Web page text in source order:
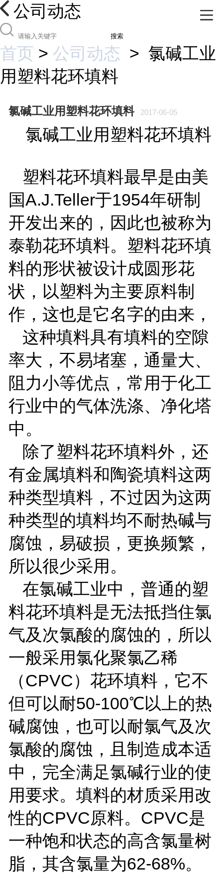
公司动态
搜索
首页 > 公司动态 > 氯碱工业
用塑料花环填料
氯碱工业用塑料花环填料 2017-06-05
氯碱工业用塑料花环填料
塑料花环填料最早是由美
国A.J.Teller于1954年研制
开发出来的，因此也被称为
泰勒花环填料。塑料花环填
料的形状被设计成圆形花
状，以塑料为主要原料制
作，这也是它名字的由来，
这种填料具有填料的空隙
率大，不易堵塞，通量大、
阻力小等优点，常用于化工
行业中的气体洗涤、净化塔
中。
除了塑料花环填料外，还
有金属填料和陶瓷填料这两
种类型填料，不过因为这两
种类型的填料均不耐热碱与
腐蚀，易破损，更换频繁，
所以很少采用。
在氯碱工业中，普通的塑
料花环填料是无法抵挡住氯
气及次氯酸的腐蚀的，所以
一般采用氯化聚氯乙稀
（CPVC）花环填料，它不
但可以耐50-100℃以上的热
碱腐蚀，也可以耐氯气及次
氯酸的腐蚀，且制造成本适
中，完全满足氯碱行业的使
用要求。填料的材质采用改
性的CPVC原料。 CPVC是
一种饱和状态的高含氯量树
脂，其含氯量为62-68%。